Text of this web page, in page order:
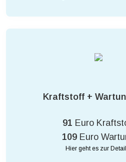
Kraftstoff +
91 Euro
109 Euro
Hier geht es zur